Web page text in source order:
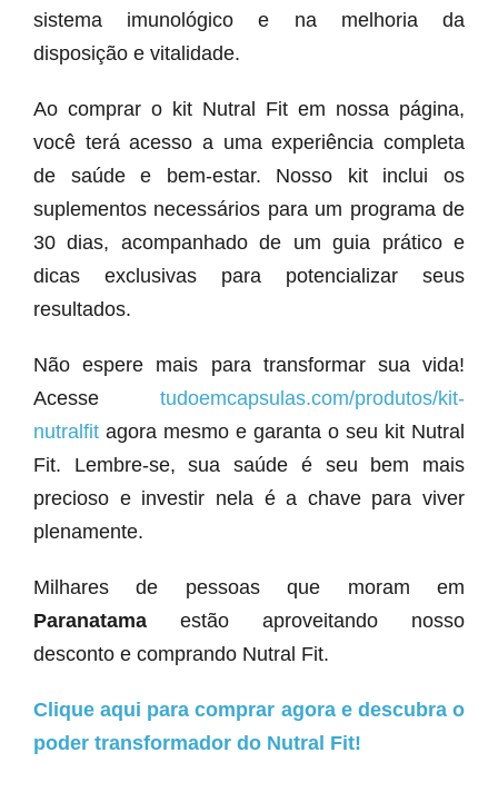
sistema imunológico e na melhoria da
disposição e vitalidade.
Ao comprar o kit Nutral Fit em nossa página,
você terá acesso a uma experiência completa
de saúde e bem-estar. Nosso kit inclui os
suplementos necessários para um programa de
30 dias, acompanhado de um guia prático e
dicas exclusivas para potencializar seus
resultados.
Não espere mais para transformar sua vida!
Acesse tudoemcapsulas.com/produtos/kit-
nutralfit agora mesmo e garanta o seu kit Nutral
Fit. Lembre-se, sua saúde é seu bem mais
precioso e investir nela é a chave para viver
plenamente.
Milhares de pessoas que moram em
Paranatama estão aproveitando nosso
desconto e comprando Nutral Fit.
Clique aqui para comprar agora e descubra o
poder transformador do Nutral Fit!